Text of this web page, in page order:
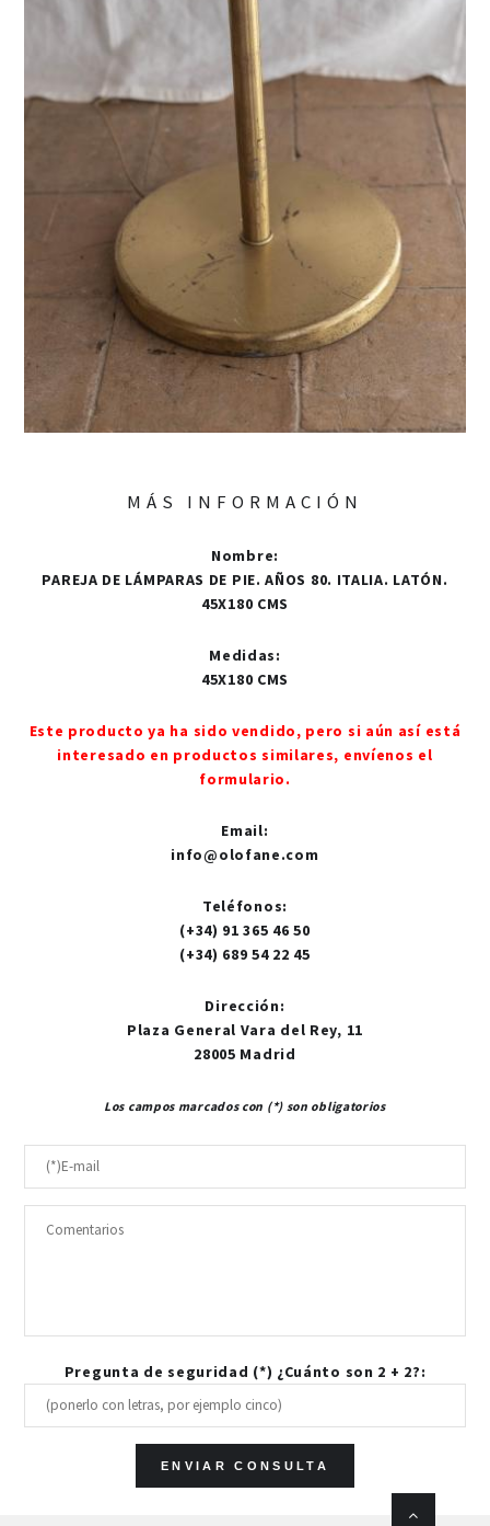
MÁS INFORMACIÓN
Nombre:
PAREJA DE LÁMPARAS DE PIE. AÑOS 80. ITALIA. LATÓN.
45X180 CMS
Medidas:
45X180 CMS
Este producto ya ha sido vendido, pero si aún así está
interesado en productos similares, envíenos el
formulario.
Email:
info@olofane.com
Teléfonos:
(+34) 91 365 46 50
(+34) 689 54 22 45
Dirección:
Plaza General Vara del Rey, 11
28005 Madrid
Los campos marcados con (*) son obligatorios
Pregunta de seguridad (*) ¿Cuánto son 2 + 2?: